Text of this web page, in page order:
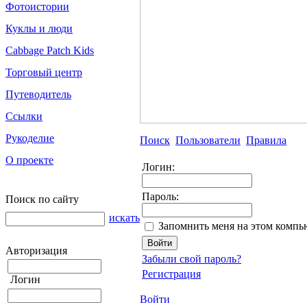
Фотоистории
Куклы и люди
Cabbage Patch Kids
Торговый центр
Путеводитель
Ссылки
Рукоделие
О проекте
Поиск по сайту
искать
Авторизация
Логин
Поиск Пользователи Правила
Логин:
Пароль:
Запомнить меня на этом
Забыли свой пароль?
Регистрация
Войти